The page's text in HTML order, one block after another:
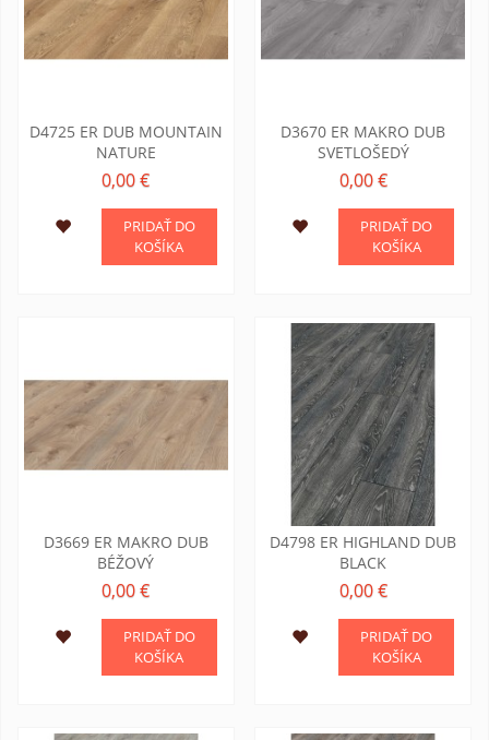
D4725 ER DUB MOUNTAIN
NATURE
0,00 €
PRIDAŤ DO
KOŠÍKA
D3670 ER MAKRO DUB
SVETLOŠEDÝ
0,00 €
PRIDAŤ DO
KOŠÍKA
D3669 ER MAKRO DUB
BÉŽOVÝ
0,00 €
PRIDAŤ DO
KOŠÍKA
D4798 ER HIGHLAND DUB
BLACK
0,00 €
PRIDAŤ DO
KOŠÍKA